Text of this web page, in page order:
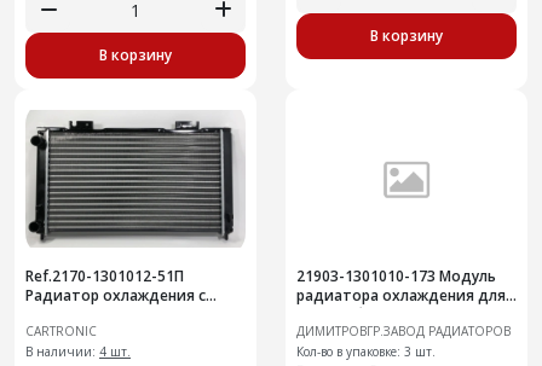
В корзину
В корзину
Ref.2170-1301012-51П
Радиатор охлаждения с
21703-1301012/ 21703-
1300008-00
CARTRONIC
В наличии: 4 шт.
21903-1301010-173 Модуль
радиатора охлаждения для
автомобиля ЛАДА-Грантас
кондиционером
ДИМИТРОВГР.ЗАВОД РАДИАТОРОВ
Кол-во в упаковке: 3 шт.